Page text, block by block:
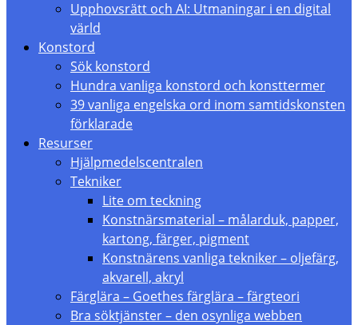
Upphovsrätt och AI: Utmaningar i en digital
värld
Konstord
Sök konstord
Hundra vanliga konstord och konsttermer
39 vanliga engelska ord inom samtidskonsten
förklarade
Resurser
Hjälpmedelscentralen
Tekniker
Lite om teckning
Konstnärsmaterial – målarduk, papper,
kartong, färger, pigment
Konstnärens vanliga tekniker – oljefärg,
akvarell, akryl
Färglära – Goethes färglära – färgteori
Bra söktjänster – den osynliga webben